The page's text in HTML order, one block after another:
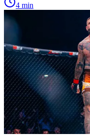
4 min